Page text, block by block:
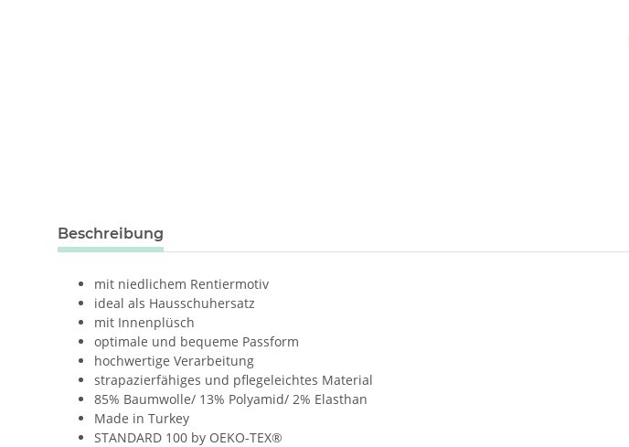
weitere Registerkarten anzeigen
Beschreibung
mit niedlichem Rentiermotiv
ideal als Hausschuhersatz
mit Innenplüsch
optimale und bequeme Passform
hochwertige Verarbeitung
strapazierfähiges und pflegeleichtes Material
85% Baumwolle/ 13% Polyamid/ 2% Elasthan
Made in Turkey
STANDARD 100 by OEKO-TEX®